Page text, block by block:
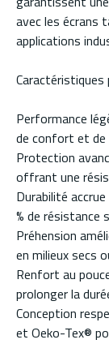
avec les écrans
applications
Caractéristiques
Performance
de confort et de
Protection
offrant une
Durabilité
% de résistance
Préhension
en milieux secs
Renfort au
prolonger la
Conception
et Oeko-Tex®